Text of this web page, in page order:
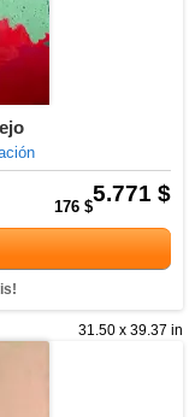
5.771 $
176 $
31.50 x 39.37 in